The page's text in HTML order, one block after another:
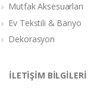
Mutfak Aksesuarları
Ev Tekstili & Banyo
Dekorasyon
İLETİŞİM BİLGİLERİ